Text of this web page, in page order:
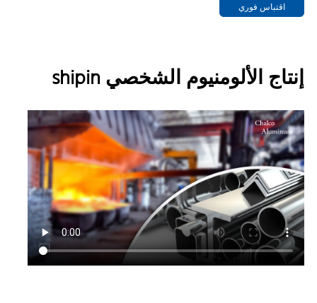
اقتباس فوري
إنتاج الألومنيوم الشخصي shipin